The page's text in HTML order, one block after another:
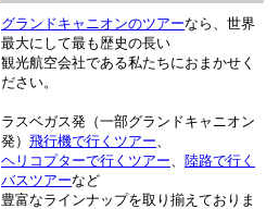
グランドキャニオンのツアーなら、世界
最大にして最も歴史の長い
観光航空会社である私たちにおまかせく
ださい。
ラスベガス発（一部グランドキャニオン
発） 飛行機で行くツアー、
ヘリコプターで行くツアー、 陸路で行く
バスツアーなど
豊富なラインナップを取り揃えておりま